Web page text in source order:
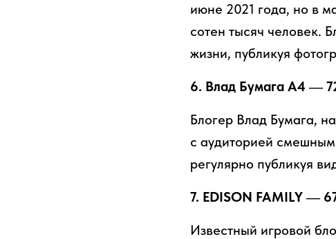
июне 2021 года, но в
сотен тысяч человек.
жизни, публикуя
6. Влад Бумага А4 —
Блогер Влад Бумага,
с аудиторией
регулярно публикуя
7. EDISON FAMILY —
Известный игровой